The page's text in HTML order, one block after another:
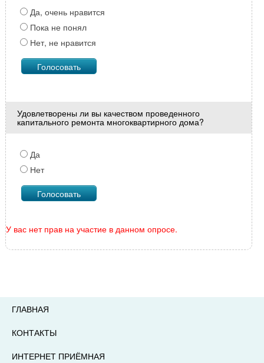
Да, очень нравится
Пока не понял
Нет, не нравится
Удовлетворены ли вы качеством проведенного
капитального ремонта многоквартирного дома?
Да
Нет
У вас нет прав на участие в данном опросе.
ГЛАВНАЯ
КОНТАКТЫ
ИНТЕРНЕТ ПРИЁМНАЯ